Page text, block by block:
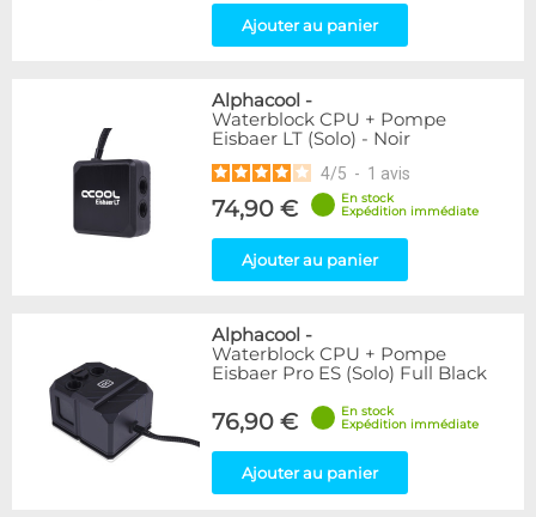
Ajouter au panier
Alphacool -
Waterblock CPU + Pompe
Eisbaer LT (Solo) - Noir
4/5 - 1 avis
74,90 €
En stock
Expédition immédiate
Ajouter au panier
Alphacool -
Waterblock CPU + Pompe
Eisbaer Pro ES (Solo) Full Black
76,90 €
En stock
Expédition immédiate
Ajouter au panier